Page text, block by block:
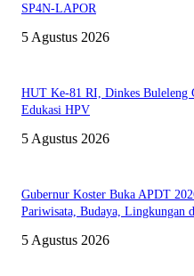
SP4N-LAPOR
5 Agustus 2026
HUT Ke-81 RI, Dinkes Buleleng
Edukasi HPV
5 Agustus 2026
Gubernur Koster Buka APDT
Pariwisata, Budaya, Lingkungan
5 Agustus 2026